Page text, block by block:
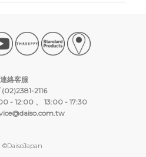
連絡客服
(02)2381-2116
- 12:00 、 13:00 - 17:30
©DaisoJapan